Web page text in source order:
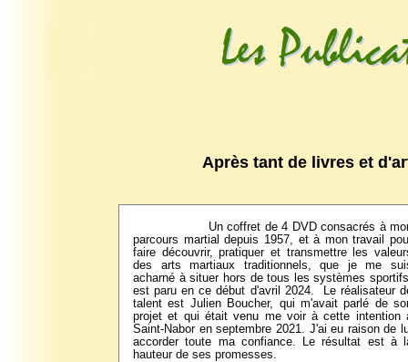
Après tant de livres et
Un coffret de 4 DVD consacrés à
parcours martial depuis 1957, et à mon travail
faire découvrir, pratiquer et transmettre les
des arts martiaux traditionnels, que je me
acharné à situer hors de tous les systèmes
est paru en ce début d'avril 2024.
Le réalisateur
talent est Julien Boucher, qui m'avait parlé de
projet et qui était venu me voir à cette intention
Saint-Nabor en septembre 2021. J'ai eu raison de
accorder toute ma confiance. Le résultat est à
hauteur de ses promesses.